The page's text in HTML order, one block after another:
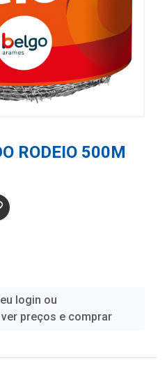
RODEIO 500M
login ou
preços e comprar